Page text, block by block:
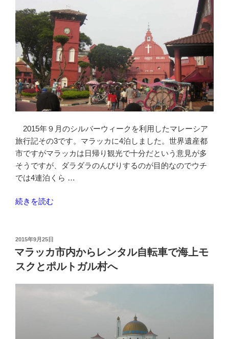
ら
ク
ア
ラ
ル
ン
プ
ー
ル
KL
セ
ン
ト
ラ
へ
の
2015年９月のシルバーウィークを利用したマレーシア
旅行記その3です。マラッカに4泊しました。世界遺産都
市ですがマラッカは日帰り観光で十分だという意見が多
そうですが、ダラダラのんびりするのが目的なのでウチ
では4連泊くら …
“マ
カ
で
4
～
続きを読む
投
稿
日:
2015年9月25日
マラッカ市内からレンタル自転車で海上モ
スクとポルトガル村へ